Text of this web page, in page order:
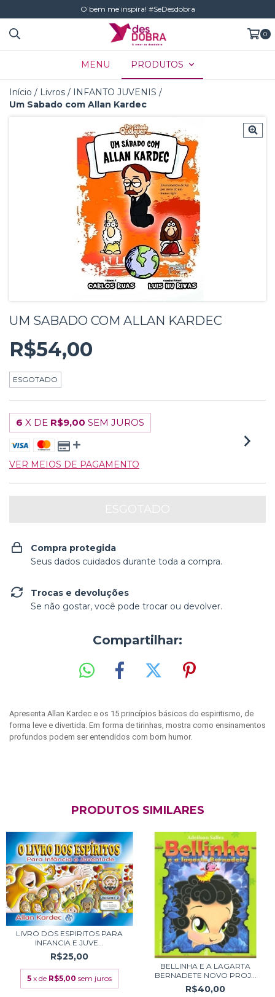
O bem me inspira! #SeDesdobra
0
MENU PRODUTOS
Início / Livros / INFANTO JUVENIS /
Um Sabado com Allan Kardec
UM SABADO COM ALLAN KARDEC
R$54,00
ESGOTADO
6 X DE R$9,00 SEM JUROS
VER MEIOS DE PAGAMENTO
Compra protegida
Seus dados cuidados durante toda a compra.
Trocas e devoluções
Se não gostar, você pode trocar ou devolver.
Compartilhar:
Apresenta Allan Kardec e os 15 princípios básicos do espiritismo, de
forma leve e divertida. Em forma de tirinhas, mostra como ensinamentos
profundos podem ser entendidos com bom humor.
PRODUTOS SIMILARES
LIVRO DOS ESPIRITOS PARA
INFANCIA E JUVE...
R$25,00
5 x de R$5,00 sem juros
BELLINHA E A LAGARTA
BERNADETE NOVO PROJ...
R$40,00